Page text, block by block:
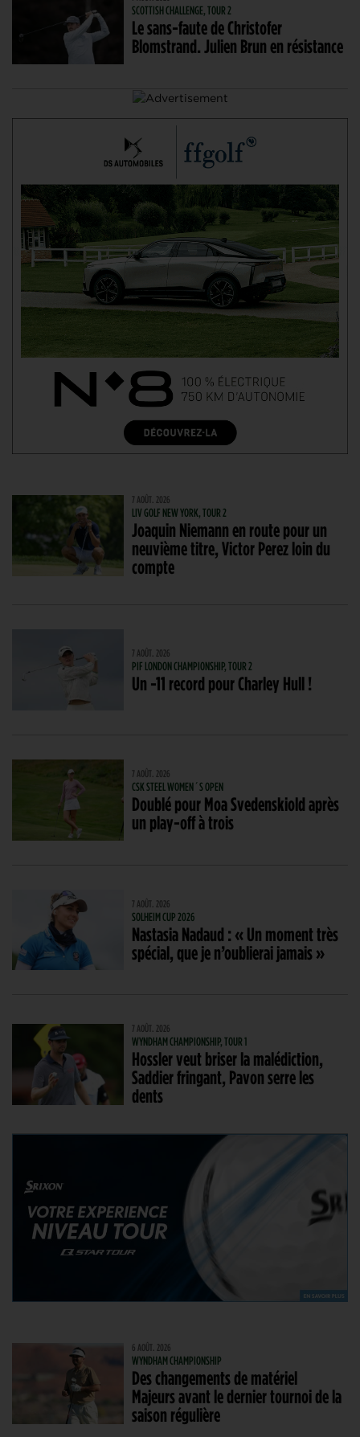
SCOTTISH CHALLENGE, TOUR 2
Le sans-faute de Christofer
Blomstrand. Julien Brun en résistance
7 AOÛT. 2026
LIV GOLF NEW YORK, TOUR 2
Joaquin Niemann en route pour un
neuvième titre, Victor Perez loin du
compte
7 AOÛT. 2026
PIF LONDON CHAMPIONSHIP, TOUR 2
Un -11 record pour Charley Hull !
7 AOÛT. 2026
CSK STEEL WOMEN´S OPEN
Doublé pour Moa Svedenskiold après
un play-off à trois
7 AOÛT. 2026
SOLHEIM CUP 2026
Nastasia Nadaud : « Un moment très
spécial, que je n’oublierai jamais »
7 AOÛT. 2026
WYNDHAM CHAMPIONSHIP, TOUR 1
Hossler veut briser la malédiction,
Saddier fringant, Pavon serre les
dents
6 AOÛT. 2026
WYNDHAM CHAMPIONSHIP
Des changements de matériel
Majeurs avant le dernier tournoi de la
saison régulière